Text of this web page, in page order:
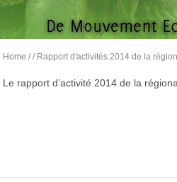
Home // Rapport d'activités 2014 de la
Le rapport d’activité 2014 de la